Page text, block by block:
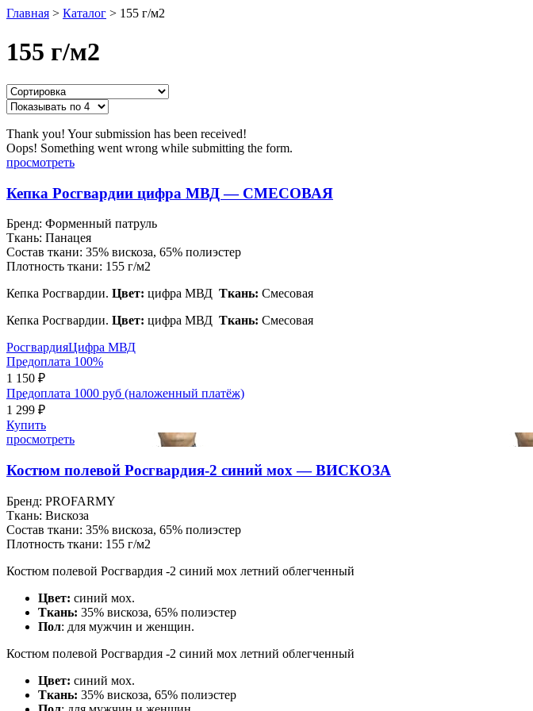
Главная > Каталог > 155 г/м2
155 г/м2
Thank you! Your submission has been received!
Oops! Something went wrong while submitting the form.
просмотреть
Кепка Росгвардии цифра МВД — СМЕСОВАЯ
Бренд: Форменный патруль
Ткань: Панацея
Состав ткани: 35% вискоза, 65% полиэстер
Плотность ткани: 155 г/м2
Кепка Росгвардии. Цвет: цифра МВД Ткань: Смесовая
Кепка Росгвардии. Цвет: цифра МВД Ткань: Смесовая
РосгвардияЦифра МВД
Предоплата 100%
1 150 ₽
Предоплата 1000 руб (наложенный платёж)
1 299 ₽
Купить
просмотреть
Костюм полевой Росгвардия-2 синий мох — ВИСКОЗА
Бренд: PROFARMY
Ткань: Вискоза
Состав ткани: 35% вискоза, 65% полиэстер
Плотность ткани: 155 г/м2
Костюм полевой Росгвардия -2 синий мох летний облегченный
Цвет: синий мох.
Ткань: 35% вискоза, 65% полиэстер
Пол: для мужчин и женщин.
Костюм полевой Росгвардия -2 синий мох летний облегченный
Цвет: синий мох.
Ткань: 35% вискоза, 65% полиэстер